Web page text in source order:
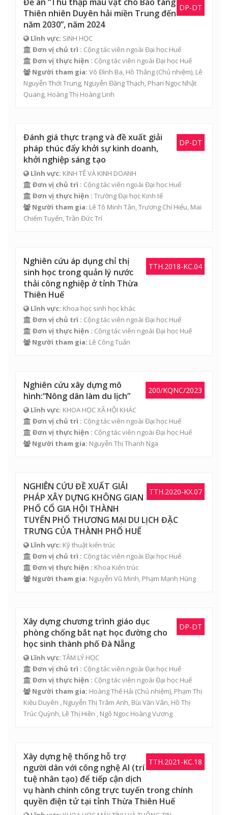
DP-DT
Thiên nhiên Duyên hải miền Trung đến
năm 2030”, năm 2024
Lĩnh vực: SINH HỌC
Đơn vị chủ trì : Cộng tác viên ngoài Đại học Huế
Đơn vị thực hiện : Cộng tác viên ngoài Đại học Huế
Người tham gia: Võ Đình Ba, Hồ Thắng (Chủ nhiệm), Lê
Nguyễn Thới Trung, Nguyễn Đăng Thạch, Phan Ngọc Nhật
Quang, Hoàng Thị Hoàng Linh
DP-DT
Đánh giá thực trạng và đề xuất giải
pháp thúc đẩy khởi sự kinh doanh,
khởi nghiệp sáng tạo
Lĩnh vực: KINH TẾ VÀ KINH DOANH
Đơn vị chủ trì : Cộng tác viên ngoài Đại học Huế
Đơn vị thực hiện : Trường Đại học Kinh tế
Người tham gia: Lê Tô Minh Tân,Trương Chí Hiếu, Mai
Chiếm Tuyến,Trần Đức Trí
TTH.2018-KC.04
Nghiên cứu áp dụng chỉ thị
sinh học trong quản lý nước
thải công nghiệp ở tỉnh Thừa
Thiên Huế
Lĩnh vực: Khoa học sinh học khác
Đơn vị chủ trì : Cộng tác viên ngoài Đại học Huế
Đơn vị thực hiện : Cộng tác viên ngoài Đại học Huế
Người tham gia: Lê Công Tuấn
200/KQNC/2023
Nghiên cứu xây dựng mô
hình:“Nông dân làm du lịch”
Lĩnh vực: KHOA HỌC XÃ HỘI KHÁC
Đơn vị chủ trì : Cộng tác viên ngoài Đại học Huế
Đơn vị thực hiện : Cộng tác viên ngoài Đại học Huế
Người tham gia: Nguyễn Thị Thanh Nga
TTH.2020-KX.07
NGHIÊN CỨU ĐỀ XUẤT GIẢI
PHÁP XÂY DỰNG KHÔNG GIAN
PHỐ CỔ GIA HỘI THÀNH
TUYẾN PHỐ THƯƠNG MẠI DU LỊCH ĐẶC
TRƯNG CỦA THÀNH PHỐ HUẾ
Lĩnh vực: Kỹ thuật kiến trúc
Đơn vị chủ trì : Cộng tác viên ngoài Đại học Huế
Đơn vị thực hiện : Khoa Kiến trúc
Người tham gia: Nguyễn Vũ Minh, Phạm Mạnh Hùng
DP-DT
Xây dựng chương trình giáo dục
phòng chống bắt nạt học đường cho
học sinh thành phố Đà Nẵng
Lĩnh vực: TÂM LÝ HỌC
Đơn vị chủ trì : Cộng tác viên ngoài Đại học Huế
Đơn vị thực hiện : Cộng tác viên ngoài Đại học Huế
Người tham gia: Hoàng Thế Hải (Chủ nhiệm), Phạm Thị
Kiều Duyên , Nguyễn Thị Trâm Anh, Bùi Văn Vân, Hồ Thị
Trúc Quỳnh, Lê Thị Hiền , Ngô Ngọc Hoàng Vương
TTH.2021-KC.18
Xây dựng hệ thống hỗ trợ
người dân với công nghệ AI (trí
tuệ nhân tạo) để tiếp cận dịch
vụ hành chính công trực tuyến trong chính
quyền điện tử tại tỉnh Thừa Thiên Huế